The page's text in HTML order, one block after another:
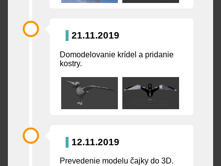
21.11.2019
Domodelovanie krídel a pridanie
kostry.
12.11.2019
Prevedenie modelu čajky do 3D.